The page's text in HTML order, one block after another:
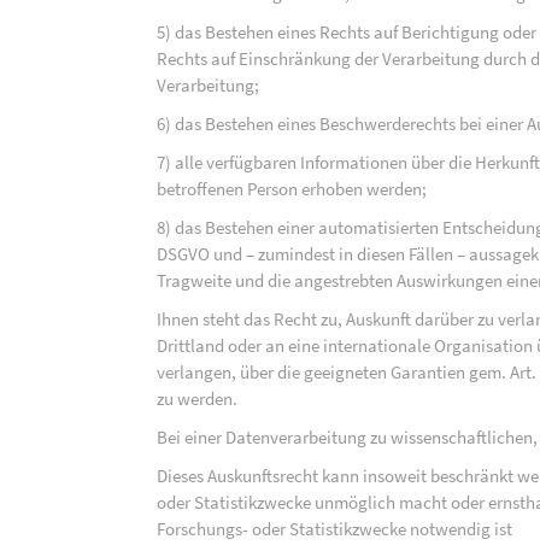
5) das Bestehen eines Rechts auf Berichtigung
Rechts auf Einschränkung der Verarbeitung durch
Verarbeitung;
6) das Bestehen eines Beschwerderechts bei einer
7) alle verfügbaren Informationen über die
betroffenen Person erhoben werden;
8) das Bestehen einer automatisierten
DSGVO und – zumindest in diesen Fällen –
Tragweite und die angestrebten Auswirkungen
Ihnen steht das Recht zu, Auskunft darüber zu
Drittland oder an eine internationale Organisation
verlangen, über die geeigneten Garantien gem.
zu werden.
Bei einer Datenverarbeitung zu
Dieses Auskunftsrecht kann insoweit beschränkt
oder Statistikzwecke unmöglich macht oder
Forschungs- oder Statistikzwecke notwendig ist